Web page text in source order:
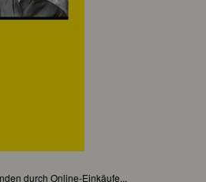
durch Online-Einkäufe...